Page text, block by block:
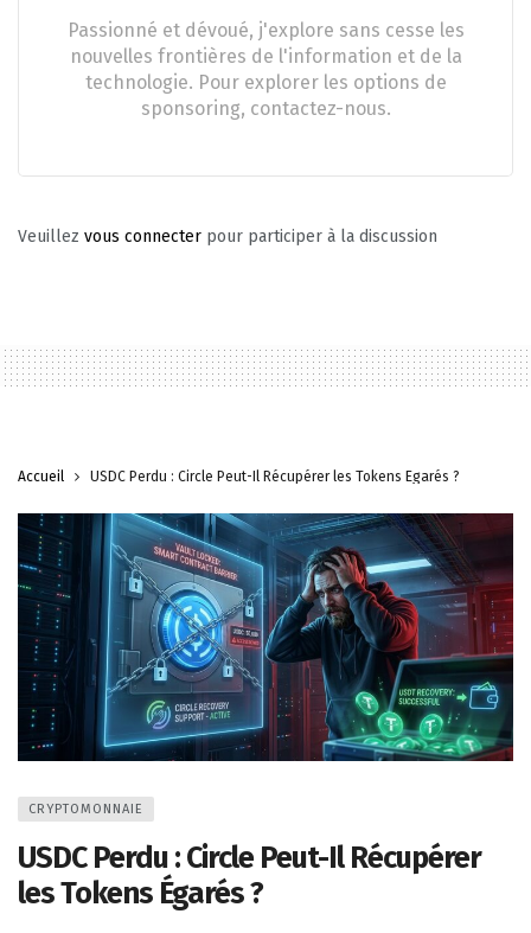
Passionné et dévoué, j'explore sans cesse les
nouvelles frontières de l'information et de la
technologie. Pour explorer les options de
sponsoring, contactez-nous.
Veuillez vous connecter pour participer à la discussion
Accueil USDC Perdu : Circle Peut-Il Récupérer les Tokens Égarés ?
CRYPTOMONNAIE
USDC Perdu : Circle Peut-Il Récupérer
les Tokens Égarés ?